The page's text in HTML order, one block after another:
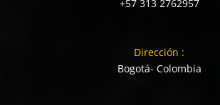
+57 313 2762957
Dirección :
Bogotá- Colombia